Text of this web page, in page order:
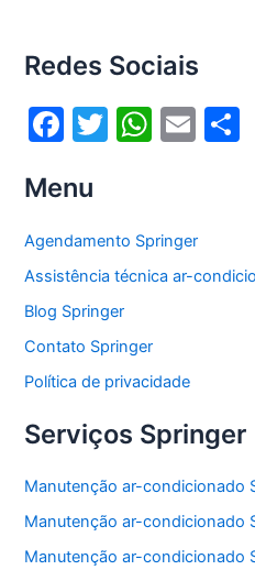
k
Redes Sociais
F
c
e
b
o
o
k
T
er
W
s
A
p
E
l
Menu
Agendamento Springer
Assistência técnica ar-
Blog Springer
Contato Springer
Política de privacidade
Serviços Springer
Manutenção ar-condicionado
Manutenção ar-condicionado
Manutenção ar-condicionado